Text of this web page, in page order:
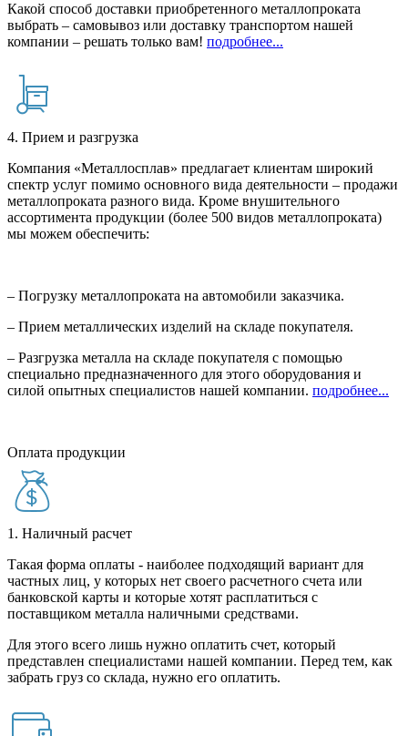
Какой способ доставки приобретенного металлопроката
выбрать – самовывоз или доставку транспортом нашей
компании – решать только вам! подробнее...
4. Прием и разгрузка
Компания «Металлосплав» предлагает клиентам широкий
спектр услуг помимо основного вида деятельности – продажи
металлопроката разного вида. Кроме внушительного
ассортимента продукции (более 500 видов металлопроката)
мы можем обеспечить:
– Погрузку металлопроката на автомобили заказчика.
– Прием металлических изделий на складе покупателя.
– Разгрузка металла на складе покупателя с помощью
специально предназначенного для этого оборудования и
силой опытных специалистов нашей компании. подробнее...
Оплата продукции
1. Наличный расчет
Такая форма оплаты - наиболее подходящий вариант для
частных лиц, у которых нет своего расчетного счета или
банковской карты и которые хотят расплатиться с
поставщиком металла наличными средствами.
Для этого всего лишь нужно оплатить счет, который
представлен специалистами нашей компании. Перед тем, как
забрать груз со склада, нужно его оплатить.